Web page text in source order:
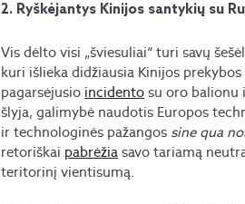
2. Ryškėjantys Kinijos santykių su
Vis dėlto visi „šviesuliai“ turi savų
kuri išlieka didžiausia Kinijos
pagarsėjusio incidento su oro balionu
šlyja, galimybė naudotis Europos
ir technologinės pažangos sine qua
retoriškai pabrėžia savo tariamą
teritorinį vientisumą.